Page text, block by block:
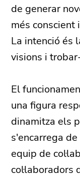
de generar
més conscient
La intenció és
visions i
El
una figura
dinamitza els
s'encarrega
equip de
col·laboradors